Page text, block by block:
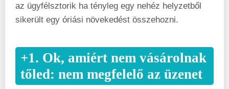
az ügyfélsztorik ha tényleg egy nehéz helyzetből
sikerült egy óriási növekedést összehozni.
+1. Ok, amiért nem vásárolnak
tőled: nem megfelelő az üzenet